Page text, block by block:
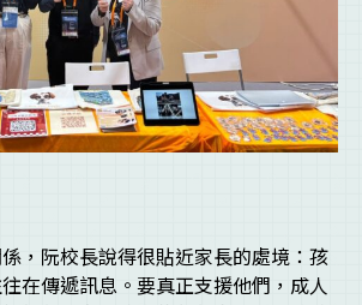
，阮校長說得很貼近家長的處境：孩
在傳遞訊息。要真正支援他們，成人